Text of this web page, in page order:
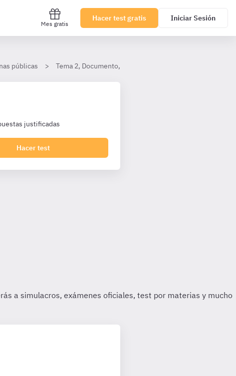
Mes gratis
Hacer test gratis Iniciar Sesión
públicas Tema 2, Documento, registro y archivo
justificadas
Hacer test